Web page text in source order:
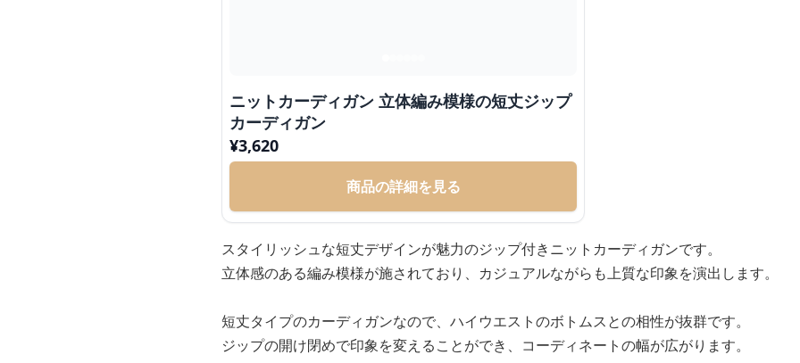
ニットカーディガン 立体編み模様の短丈ジップ
カーディガン
¥3,620
商品の詳細を見る
スタイリッシュな短丈デザインが魅力のジップ付きニットカーディガンです。
立体感のある編み模様が施されており、カジュアルながらも上質な印象を演出します。
短丈タイプのカーディガンなので、ハイウエストのボトムスとの相性が抜群です。
ジップの開け閉めで印象を変えることができ、コーディネートの幅が広がります。